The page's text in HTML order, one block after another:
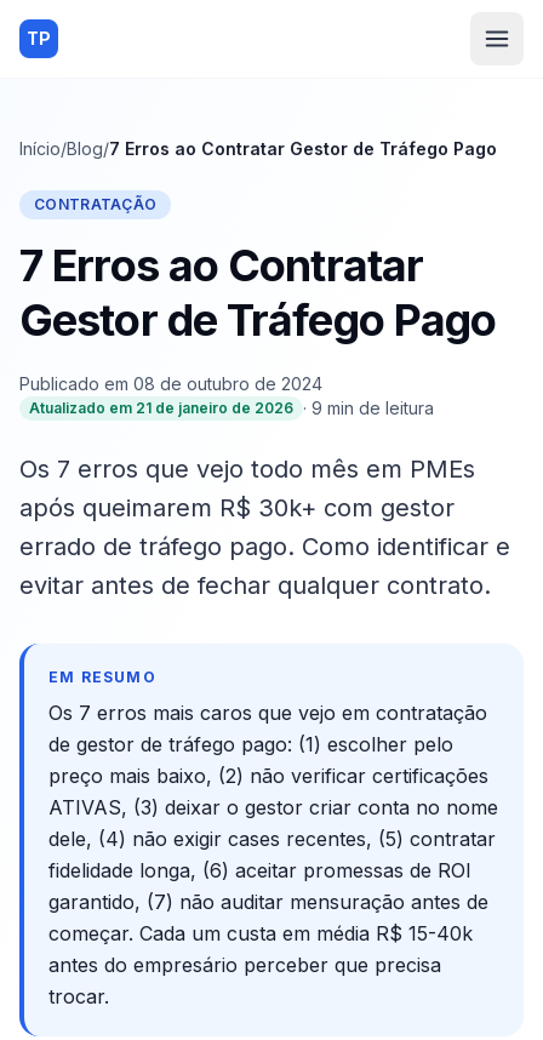
TP
Início/Blog/7 Erros ao Contratar Gestor de Tráfego Pago
CONTRATAÇÃO
7 Erros ao Contratar
Gestor de Tráfego Pago
Publicado em 08 de outubro de 2024
Atualizado em 21 de janeiro de 2026 · 9 min de leitura
Os 7 erros que vejo todo mês em PMEs
após queimarem R$ 30k+ com gestor
errado de tráfego pago. Como identificar e
evitar antes de fechar qualquer contrato.
EM RESUMO
Os 7 erros mais caros que vejo em contratação
de gestor de tráfego pago: (1) escolher pelo
preço mais baixo, (2) não verificar certificações
ATIVAS, (3) deixar o gestor criar conta no nome
dele, (4) não exigir cases recentes, (5) contratar
fidelidade longa, (6) aceitar promessas de ROI
garantido, (7) não auditar mensuração antes de
começar. Cada um custa em média R$ 15-40k
antes do empresário perceber que precisa
trocar.